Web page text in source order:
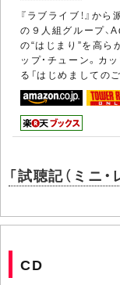
『ラブライブ！』か
の９人組グループ、
の“はじまり”を高ら
ップ・チューン。カ
る「はじめましての
「試聴記（ミニ
CD